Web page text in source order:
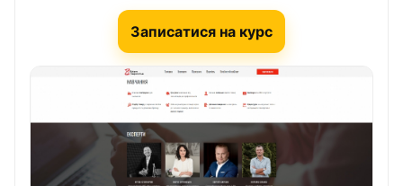
Записатися на курс